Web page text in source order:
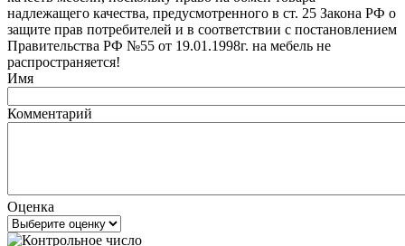
надлежащего качества, предусмотренного в ст. 25 Закона РФ о
защите прав потребителей и в соответствии с постановлением
Правительства РФ №55 от 19.01.1998г. на мебель не
распространяется!
Имя
Комментарий
Оценка